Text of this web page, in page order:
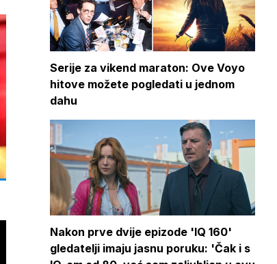
Serije za vikend maraton: Ove Voyo
hitove možete pogledati u jednom
dahu
Nakon prve dvije epizode 'IQ 160'
gledatelji imaju jasnu poruku: 'Čak i s